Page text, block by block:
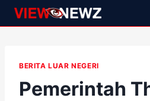
Skip
to
BERITA LUAR NEGERI
Pemerintah